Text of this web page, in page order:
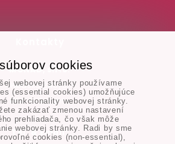
MONAD, s.r.o.
Hodská 345/3,
924 01 Galanta
Tel. & Email:
cookies
webovej stránky používame
(essential cookies) umožňujúce
funkcionality webovej stránky.
zakázať zmenou nastavení
prehliadača, čo však môže
webovej stránky. Radi by sme
cookies (non-essential),